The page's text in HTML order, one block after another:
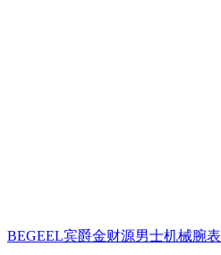
BEGEEL宾爵金财源男士机械腕表